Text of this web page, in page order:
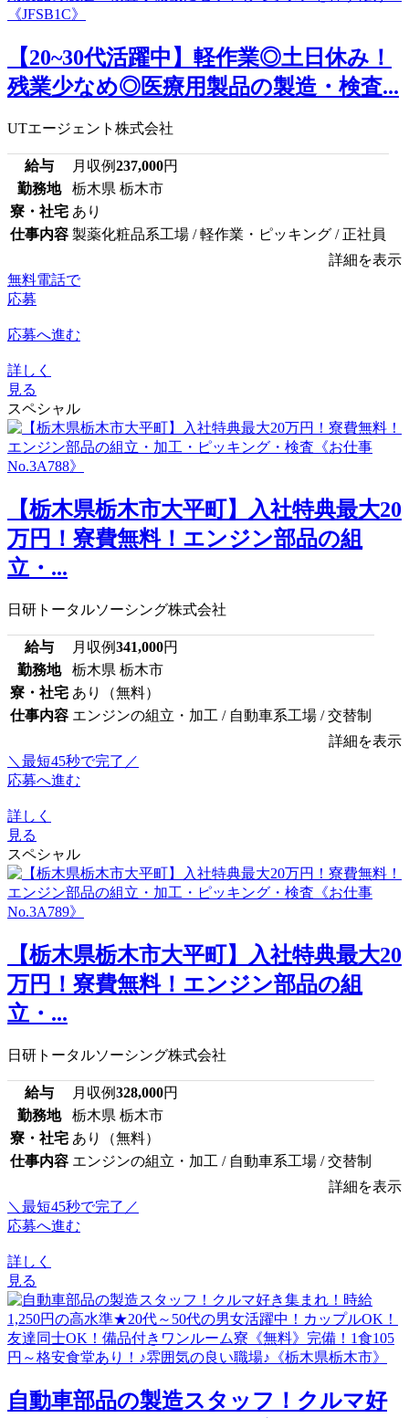
【20~30代活躍中】軽作業◎土日休み！
残業少なめ◎医療用製品の製造・検査...
UTエージェント株式会社
給与 月収例237,000円
勤務地
栃木県 栃木市
寮・社宅 あり
仕事内容 製薬化粧品系工場 / 軽作業・ピッキング / 正社員
詳細を表示
無料電話で
応募
応募へ進む
詳しく
見る
スペシャル
【栃木県栃木市大平町】入社特典最大20
万円！寮費無料！エンジン部品の組
立・...
日研トータルソーシング株式会社
給与 月収例341,000円
勤務地
栃木県 栃木市
寮・社宅 あり（無料）
仕事内容 エンジンの組立・加工 / 自動車系工場 / 交替制
詳細を表示
＼最短45秒で完了／
応募へ進む
詳しく
見る
スペシャル
【栃木県栃木市大平町】入社特典最大20
万円！寮費無料！エンジン部品の組
立・...
日研トータルソーシング株式会社
給与 月収例328,000円
勤務地
栃木県 栃木市
寮・社宅 あり（無料）
仕事内容 エンジンの組立・加工 / 自動車系工場 / 交替制
詳細を表示
＼最短45秒で完了／
応募へ進む
詳しく
見る
自動車部品の製造スタッフ！クルマ好